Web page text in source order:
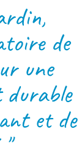
de
une
et de